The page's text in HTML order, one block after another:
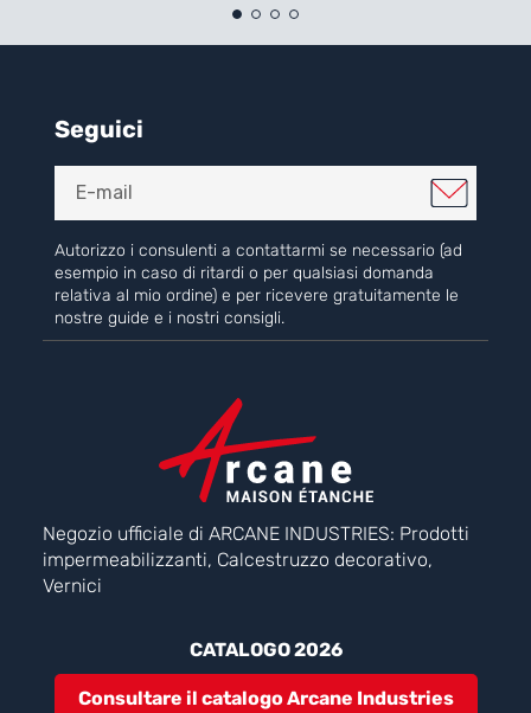
Seguici
Autorizzo i consulenti a contattarmi se necessario (ad
esempio in caso di ritardi o per qualsiasi domanda
relativa al mio ordine) e per ricevere gratuitamente le
nostre guide e i nostri consigli.
Negozio ufficiale di ARCANE INDUSTRIES: Prodotti
impermeabilizzanti, Calcestruzzo decorativo,
Vernici
CATALOGO 2026
Consultare il catalogo Arcane Industries